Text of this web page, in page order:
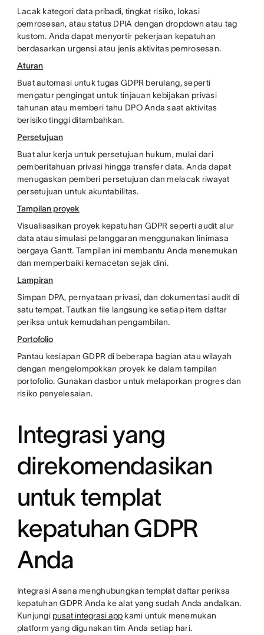
Lacak kategori data pribadi, tingkat risiko, lokasi
pemrosesan, atau status DPIA dengan dropdown atau tag
kustom. Anda dapat menyortir pekerjaan kepatuhan
berdasarkan urgensi atau jenis aktivitas pemrosesan.
Aturan
Buat automasi untuk tugas GDPR berulang, seperti
mengatur pengingat untuk tinjauan kebijakan privasi
tahunan atau memberi tahu DPO Anda saat aktivitas
berisiko tinggi ditambahkan.
Persetujuan
Buat alur kerja untuk persetujuan hukum, mulai dari
pemberitahuan privasi hingga transfer data. Anda dapat
menugaskan pemberi persetujuan dan melacak riwayat
persetujuan untuk akuntabilitas.
Tampilan proyek
Visualisasikan proyek kepatuhan GDPR seperti audit alur
data atau simulasi pelanggaran menggunakan linimasa
bergaya Gantt. Tampilan ini membantu Anda menemukan
dan memperbaiki kemacetan sejak dini.
Lampiran
Simpan DPA, pernyataan privasi, dan dokumentasi audit di
satu tempat. Tautkan file langsung ke setiap item daftar
periksa untuk kemudahan pengambilan.
Portofolio
Pantau kesiapan GDPR di beberapa bagian atau wilayah
dengan mengelompokkan proyek ke dalam tampilan
portofolio. Gunakan dasbor untuk melaporkan progres dan
risiko penyelesaian.
Integrasi yang
direkomendasikan
untuk templat
kepatuhan GDPR
Anda
Integrasi Asana menghubungkan templat daftar periksa
kepatuhan GDPR Anda ke alat yang sudah Anda andalkan.
Kunjungi pusat integrasi app kami untuk menemukan
platform yang digunakan tim Anda setiap hari.